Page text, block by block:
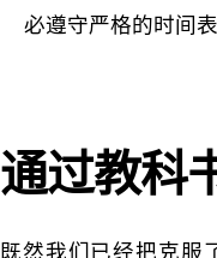
必遵守严格的时间
通过教科
既然我们已经把克服